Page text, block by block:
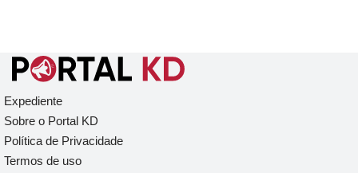
Expediente
Sobre o Portal KD
Política de Privacidade
Termos de uso